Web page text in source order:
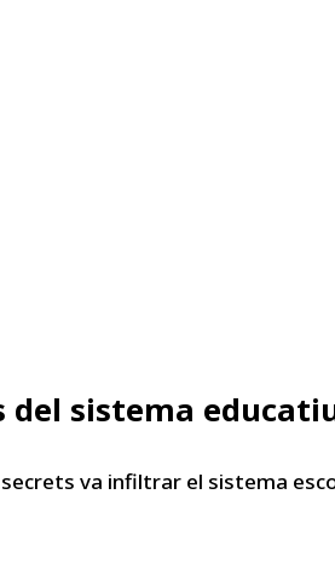
del sistema
va infiltrar el sistema